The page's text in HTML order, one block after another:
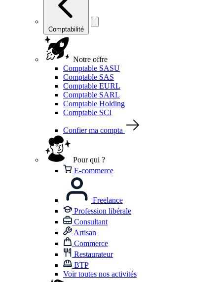
Comptabilité
Notre offre
Comptable SASU
Comptable SAS
Comptable EURL
Comptable SARL
Comptable Holding
Comptable SCI
Confier ma compta
Pour qui ?
E-commerce
Freelance
Profession libérale
Consultant
Artisan
Commerce
Restaurateur
BTP
Voir toutes nos activités